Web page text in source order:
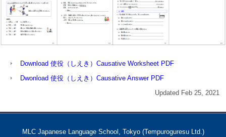
Download 使役（しえき）Causative Worksheet PDF
Dwonload 使役（しえき）Causative Answer PDF
Updated Feb 25, 2021
MLC Japanese Language School, Tokyo (Tempuroguresu Ltd.)